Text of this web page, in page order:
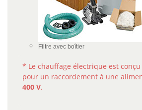
Filtre avec boîtier
* Le chauffage électrique est
pour un raccordement à une
400 V.